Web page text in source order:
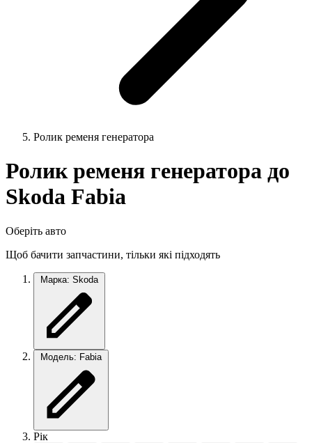
Ролик ременя генератора
Ролик ременя генератора до
Skoda Fabia
Оберіть авто
Щоб бачити запчастини, тільки які підходять
Марка: Skoda
Модель: Fabia
Рік